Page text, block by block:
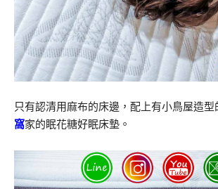
只有認清用麻布的床邊，配上有小鳥屋造型
窩家的眠花糖好眠床墊。